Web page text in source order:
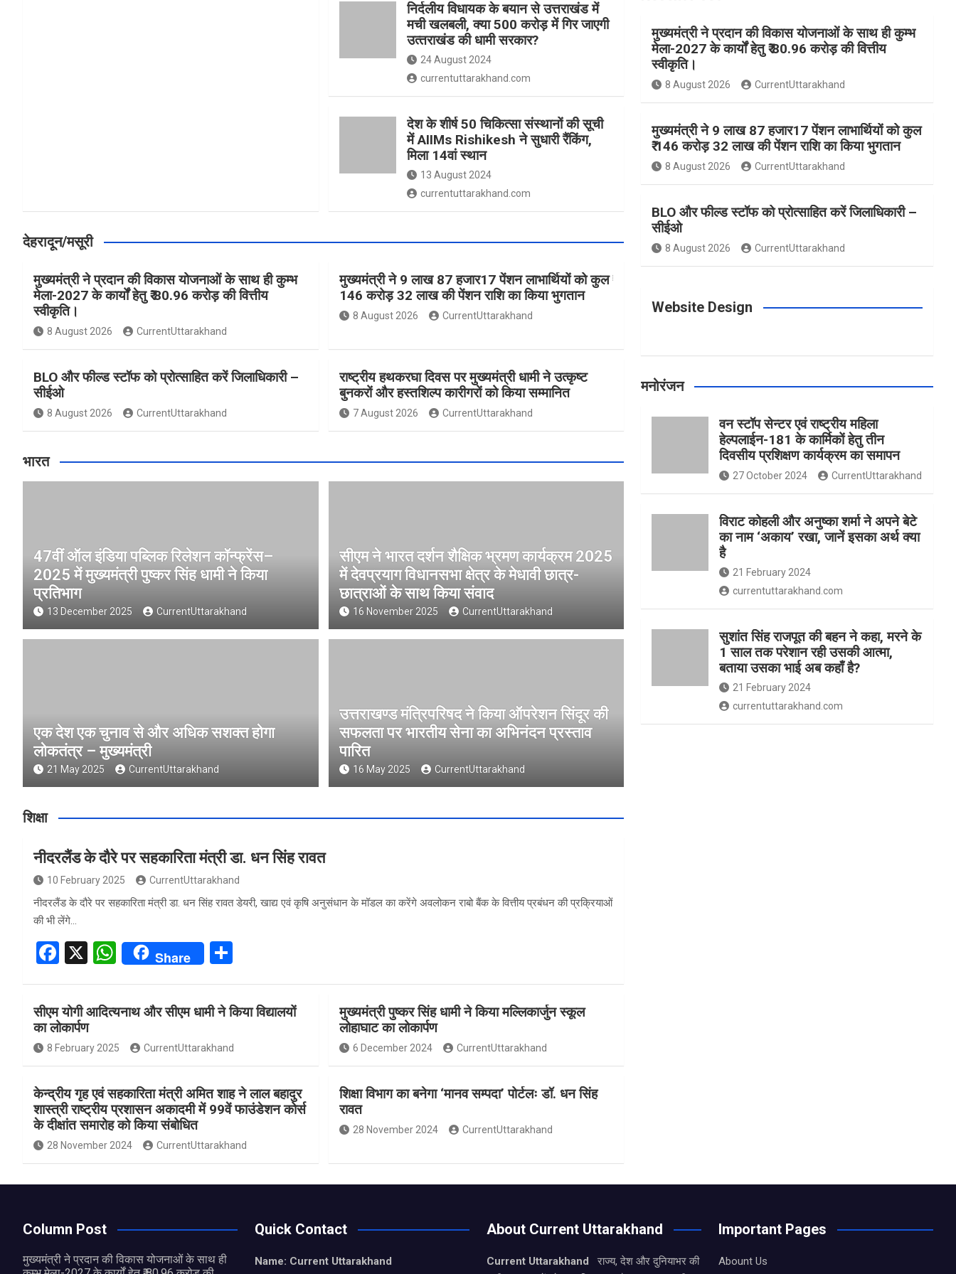
निर्दलीय विधायक के बयान से उत्तराखंड में
मची खलबली, क्‍या 500 करोड़ में गिर जाएगी
उत्‍तराखंड की धामी सरकार?
24 August 2024
currentuttarakhand.com
देश के शीर्ष 50 चिकित्सा संस्थानों की सूची
में AIIMs Rishikesh ने सुधारी रैंकिंग,
मिला 14वां स्थान
13 August 2024
currentuttarakhand.com
देहरादून/मसूरी
मुख्यमंत्री ने प्रदान की विकास योजनाओं के साथ ही कुम्भ
मेला-2027 के कार्यों हेतु ₹ 80.96 करोड़ की वित्तीय
स्वीकृति।
8 August 2026 CurrentUttarakhand
मुख्यमंत्री ने 9 लाख 87 हजार17 पेंशन लाभार्थियों को कुल ₹
146 करोड़ 32 लाख की पेंशन राशि का किया भुगतान
8 August 2026 CurrentUttarakhand
BLO और फील्ड स्टॉफ को प्रोत्साहित करें जिलाधिकारी –
सीईओ
8 August 2026 CurrentUttarakhand
राष्ट्रीय हथकरघा दिवस पर मुख्यमंत्री धामी ने उत्कृष्ट
बुनकरों और हस्तशिल्प कारीगरों को किया सम्मानित
7 August 2026 CurrentUttarakhand
भारत
47वीं ऑल इंडिया पब्लिक रिलेशन कॉन्फ्रेंस–
2025 में मुख्यमंत्री पुष्कर सिंह धामी ने किया
प्रतिभाग
13 December 2025 CurrentUttarakhand
सीएम ने भारत दर्शन शैक्षिक भ्रमण कार्यक्रम 2025
में देवप्रयाग विधानसभा क्षेत्र के मेधावी छात्र-
छात्राओं के साथ किया संवाद
16 November 2025 CurrentUttarakhand
एक देश एक चुनाव से और अधिक सशक्त होगा
लोकतंत्र – मुख्यमंत्री
21 May 2025 CurrentUttarakhand
उत्तराखण्ड मंत्रिपरिषद ने किया ऑपरेशन सिंदूर की
सफलता पर भारतीय सेना का अभिनंदन प्रस्ताव
पारित
16 May 2025 CurrentUttarakhand
शिक्षा
नीदरलैंड के दौरे पर सहकारिता मंत्री डा. धन सिंह रावत
10 February 2025 CurrentUttarakhand
नीदरलैंड के दौरे पर सहकारिता मंत्री डा. धन सिंह रावत डेयरी, खाद्य एवं कृषि अनुसंधान के मॉडल का करेंगे अवलोकन राबो बैंक के वित्तीय प्रबंधन की प्रक्रियाओं
की भी लेंगे…
F
ce
b
o
o
k
X
W
s
A
p
p
Share
ar
e
सीएम योगी आदित्यनाथ और सीएम धामी ने किया विद्यालयों
का लोकार्पण
8 February 2025 CurrentUttarakhand
मुख्यमंत्री पुष्कर सिंह धामी ने किया मल्लिकार्जुन स्कूल
लोहाघाट का लोकार्पण
6 December 2024 CurrentUttarakhand
केन्द्रीय गृह एवं सहकारिता मंत्री अमित शाह ने लाल बहादुर
शास्त्री राष्ट्रीय प्रशासन अकादमी में 99वें फाउंडेशन कोर्स
के दीक्षांत समारोह को किया संबोधित
28 November 2024 CurrentUttarakhand
शिक्षा विभाग का बनेगा ‘मानव सम्पदा’ पोर्टलः डॉ. धन सिंह
रावत
28 November 2024 CurrentUttarakhand
e
b
o
o
k
t
a
g
r
a
m
t
e
r
e
s
t
t
t
e
r
T
b
मुख्यमंत्री ने प्रदान की विकास योजनाओं के साथ ही कुम्भ
मेला-2027 के कार्यों हेतु ₹ 80.96 करोड़ की वित्तीय
स्वीकृति।
8 August 2026 CurrentUttarakhand
मुख्यमंत्री ने 9 लाख 87 हजार17 पेंशन लाभार्थियों को कुल
₹ 146 करोड़ 32 लाख की पेंशन राशि का किया भुगतान
8 August 2026 CurrentUttarakhand
BLO और फील्ड स्टॉफ को प्रोत्साहित करें जिलाधिकारी –
सीईओ
8 August 2026 CurrentUttarakhand
Website Design
मनोरंजन
वन स्टॉप सेन्टर एवं राष्ट्रीय महिला
हेल्पलाईन-181 के कार्मिकों हेतु तीन
दिवसीय प्रशिक्षण कार्यक्रम का समापन
27 October 2024 CurrentUttarakhand
विराट कोहली और अनुष्का शर्मा ने अपने बेटे
का नाम ‘अकाय’ रखा, जानें इसका अर्थ क्‍या
है
21 February 2024
currentuttarakhand.com
सुशांत सिंह राजपूत की बहन ने कहा, मरने के
1 साल तक परेशान रही उसकी आत्मा,
बताया उसका भाई अब कहाँ है?
21 February 2024
currentuttarakhand.com
Column Post
मुख्यमंत्री ने प्रदान की विकास योजनाओं के साथ ही
Quick Contact
Name: Current Uttarakhand
About Current Uttarakhand
Current Uttarakhand
राज्य, देश और दुनियाभर की
Important Pages
Abount Us